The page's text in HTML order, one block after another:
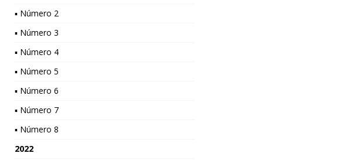
▪ Número 2
▪ Número 3
▪ Número 4
▪ Número 5
▪ Número 6
▪ Número 7
▪ Número 8
2022